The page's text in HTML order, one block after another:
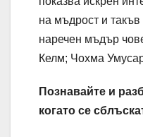
на мъдрост и
наречен мъдър
Келм; Чохма
Познавайте и
когато се